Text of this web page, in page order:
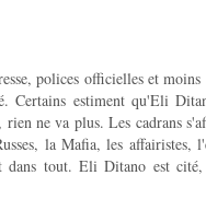
polices officielles et
Certains estiment qu'Eli
ne va plus. Les cadrans
la Mafia, les affairistes,
dans tout. Eli Ditano est